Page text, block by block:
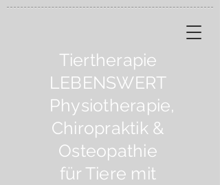
Tiertherapie
LEBENSWERT
Physiotherapie,
Chiropraktik &
Osteopathie
für Tiere mit